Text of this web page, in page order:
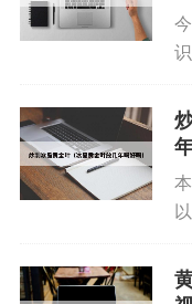
黄金为什么要炒
来获取投资收益。
基本概念：炒黄
为。黄金作为一种
为了一种受欢迎的